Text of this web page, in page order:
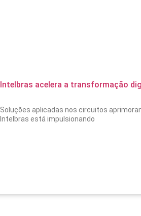
Intelbras acelera a transformação
Soluções aplicadas nos circuitos
Intelbras está impulsionando